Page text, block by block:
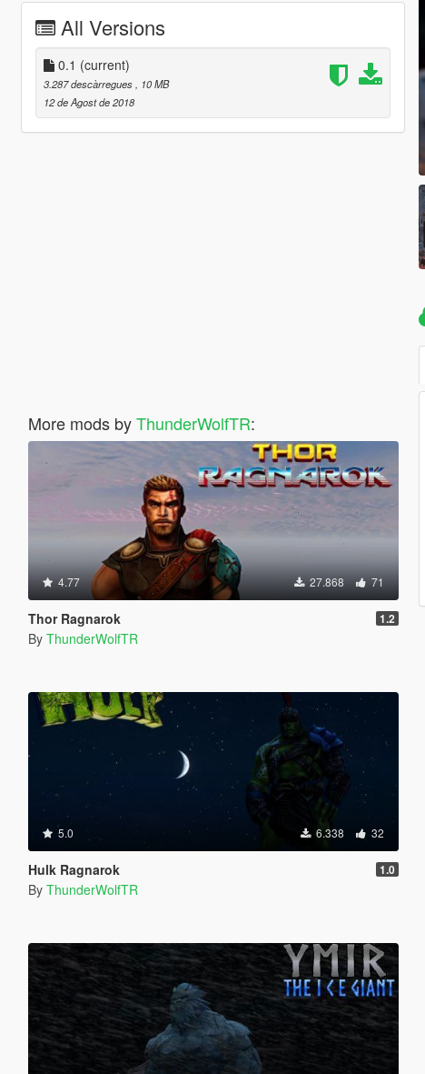
All Versions
0.1 (current)
3.287 descàrregues, 10 MB
12 de Agost de 2018
More mods byThunderWolfTR:
4.77 27.868 71
Thor Ragnarok 1.2
By ThunderWolfTR
5.0 6.338 32
Hulk Ragnarok 1.0
By ThunderWolfTR